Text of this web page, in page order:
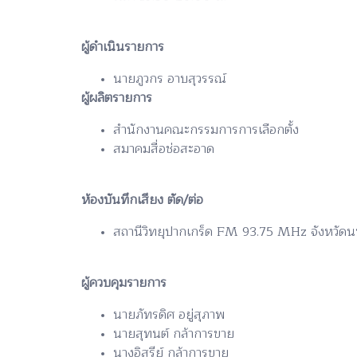
ผู้ดำเนินรายการ
นายภูวกร อาบสุวรรณ์
ผู้ผลิตรายการ
สำนักงานคณะกรรมการการเลือกตั้ง
สมาคมสื่อช่อสะอาด
ห้องบันทึกเสียง ตัด/ต่อ
สถานีวิทยุปากเกร็ด FM 93.75 MHz จังหวัด
ผู้ควบคุมรายการ
นายภัทรดิศ อยู่สุภาพ
นายสุทนต์ กล้าการขาย